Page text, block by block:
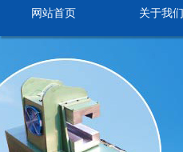
网站首页 关于我们